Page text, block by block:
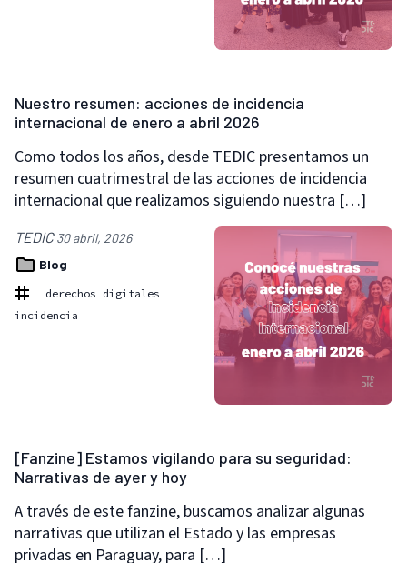
Nuestro resumen: acciones de incidencia
internacional de enero a abril 2026
Como todos los años, desde TEDIC presentamos un
resumen cuatrimestral de las acciones de incidencia
internacional que realizamos siguiendo nuestra […]
TEDIC30 abril, 2026
Blog
derechos digitales
incidencia
[Fanzine] Estamos vigilando para su seguridad:
Narrativas de ayer y hoy
A través de este fanzine, buscamos analizar algunas
narrativas que utilizan el Estado y las empresas
privadas en Paraguay, para […]